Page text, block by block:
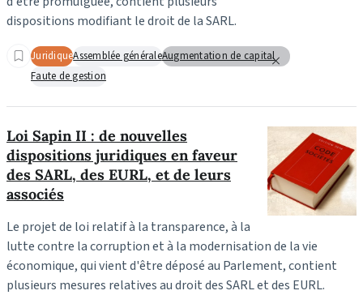
dispositions modifiant le droit de la SARL.
JuridiqueAssemblée généraleAugmentation de capital
Faute de gestion
Loi Sapin II : de nouvelles
dispositions juridiques en faveur
des SARL, des EURL, et de leurs
associés
Le projet de loi relatif à la transparence, à la
lutte contre la corruption et à la modernisation de la vie
économique, qui vient d'être déposé au Parlement, contient
plusieurs mesures relatives au droit des SARL et des EURL.